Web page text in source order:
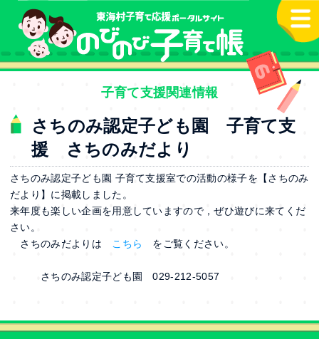
本文へ
子育て支援関連情報
さちのみ認定子ども園 子育て支
援 さちのみだより
さちのみ認定子ども園 子育て支援室での活動の様子を【さちのみ
だより】に掲載しました。
来年度も楽しい企画を用意していますので，ぜひ遊びに来てくだ
さい。
さちのみだよりは
こちら をご覧ください。
さちのみ認定子ども園 029-212-5057